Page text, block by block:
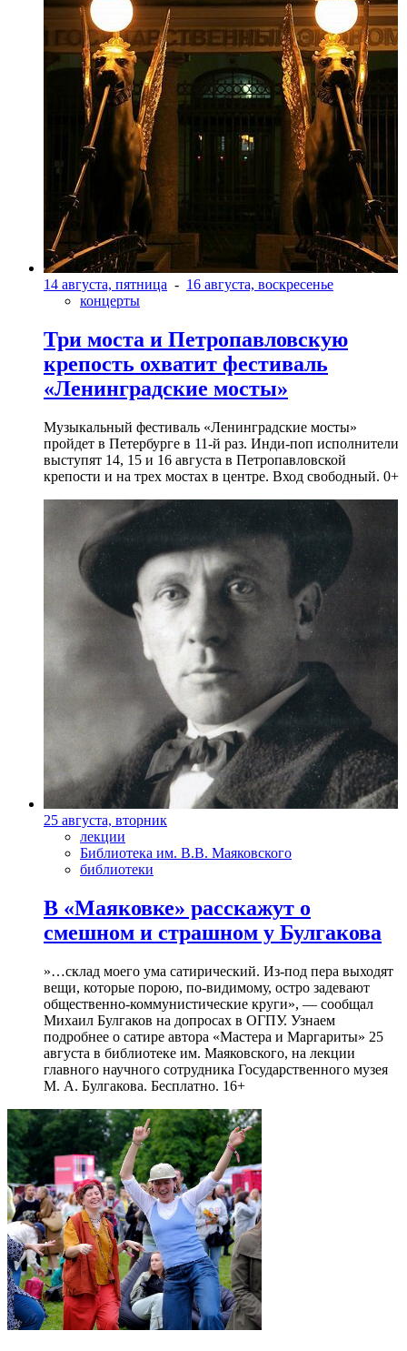
14 августа, пятница - 16 августа, воскресенье
концерты
Три моста и Петропавловскую
крепость охватит фестиваль
«Ленинградские мосты»
Музыкальный фестиваль «Ленинградские мосты»
пройдет в Петербурге в 11-й раз. Инди-поп исполнители
выступят 14, 15 и 16 августа в Петропавловской
крепости и на трех мостах в центре. Вход свободный. 0+
25 августа, вторник
лекции
Библиотека им. В.В. Маяковского
библиотеки
В «Маяковке» расскажут о
смешном и страшном у Булгакова
»…склад моего ума сатирический. Из-под пера выходят
вещи, которые порою, по-видимому, остро задевают
общественно-коммунистические круги», — сообщал
Михаил Булгаков на допросах в ОГПУ. Узнаем
подробнее о сатире автора «Мастера и Маргариты» 25
августа в библиотеке им. Маяковского, на лекции
главного научного сотрудника Государственного музея
М. А. Булгакова. Бесплатно. 16+